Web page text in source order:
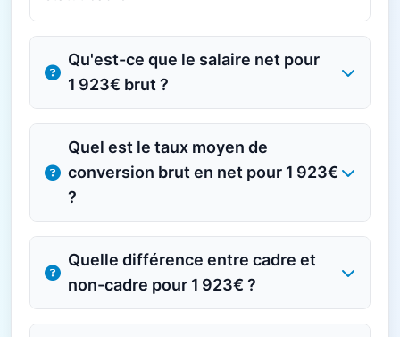
Qu'est-ce que le salaire net pour
1 923€ brut ?
Quel est le taux moyen de
conversion brut en net pour 1 923€
?
Quelle différence entre cadre et
non-cadre pour 1 923€ ?